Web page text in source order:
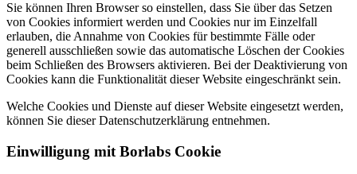
Sie können Ihren Browser so einstellen, dass Sie über das Setzen
von Cookies informiert werden und Cookies nur im Einzelfall
erlauben, die Annahme von Cookies für bestimmte Fälle oder
generell ausschließen sowie das automatische Löschen der Cookies
beim Schließen des Browsers aktivieren. Bei der Deaktivierung von
Cookies kann die Funktionalität dieser Website eingeschränkt sein.
Welche Cookies und Dienste auf dieser Website eingesetzt werden,
können Sie dieser Datenschutzerklärung entnehmen.
Einwilligung mit Borlabs Cookie